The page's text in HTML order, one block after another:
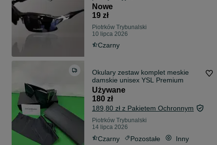
Nowe
19 zł
Piotrków Trybunalski
10 lipca 2026
Czarny
Okulary zestaw komplet meskie
damskie unisex YSL Premium
Używane
180 zł
189,80 zł z Pakietem Ochronnym
Piotrków Trybunalski
14 lipca 2026
Czarny Pozostałe Inny